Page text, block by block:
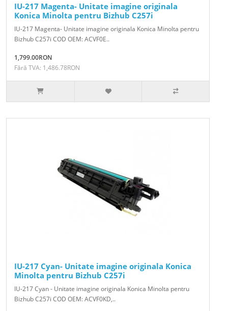
IU-217 Magenta- Unitate imagine originala
Konica Minolta pentru Bizhub C257i
IU-217 Magenta- Unitate imagine originala Konica Minolta pentru
Bizhub C257i COD OEM: ACVF0E..
1,799.00RON
Fără TVA: 1,486.78RON
IU-217 Cyan- Unitate imagine originala Konica
Minolta pentru Bizhub C257i
IU-217 Cyan - Unitate imagine originala Konica Minolta pentru
Bizhub C257i COD OEM: ACVF0KD,..